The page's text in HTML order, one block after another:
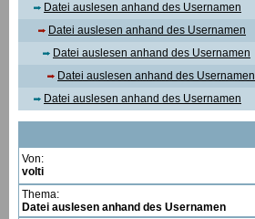
Datei auslesen anhand des Usernamen
Datei auslesen anhand des Usernamen
Datei auslesen anhand des Usernamen
Datei auslesen anhand des Usernamen
Datei auslesen anhand des Usernamen
Von:
volti
Thema:
Datei auslesen anhand des Usernamen